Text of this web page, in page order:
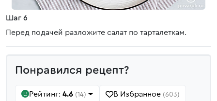
Шаг 6
Перед подачей разложите салат по тарталеткам.
Понравился рецепт?
Рейтинг: 4.6 (14) В Избранное (603)